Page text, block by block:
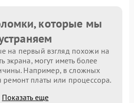
которые мы
на первый взгляд похожи на
экрана, могут иметь более
Например, в сложных
ремонт платы или процессора.
Показать еще